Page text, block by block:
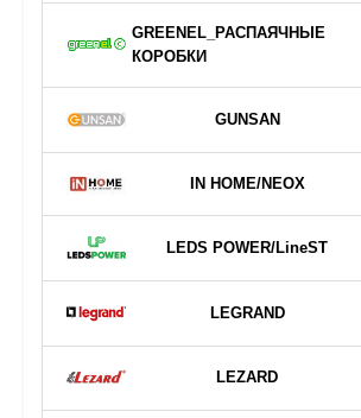
GREENEL_РАСПАЯЧНЫЕ
КОРОБКИ
GUNSAN
IN HOME/NEOX
LEDS POWER/LineST
LEGRAND
LEZARD